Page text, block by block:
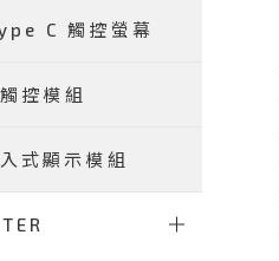
C 觸控螢幕
控模組
式顯示模組